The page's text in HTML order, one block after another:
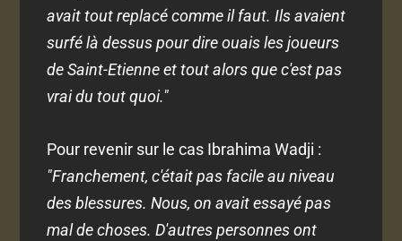
avait tout replacé comme il faut. Ils avaient
surfé là dessus pour dire ouais les joueurs
de Saint-Etienne et tout alors que c'est pas
vrai du tout quoi."
Pour revenir sur le cas Ibrahima Wadji :
"Franchement, c'était pas facile au niveau
des blessures. Nous, on avait essayé pas
mal de choses. D'autres personnes ont